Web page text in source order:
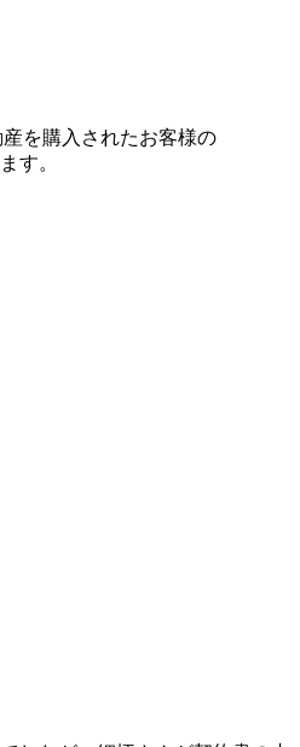
を購入されたお客様の
す。